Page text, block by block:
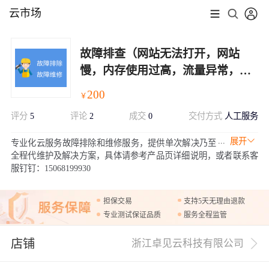
云市场
故障排查（网站无法打开，网站
慢，内存使用过高，流量异常，
￥ 200
评分 5 评论 2 成交0 交付方式 人工服务
展开
专业化云服务故障排除和维修服务，提供单次解决乃至
全程代维护及解决方案，具体请参考产品页详细说明，或者联系客
服钉钉：15068199930
担保交易
支持5天无理由退款
专业测试保证品质
服务全程监管
店铺 浙江卓见云科技有限公司